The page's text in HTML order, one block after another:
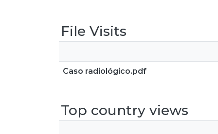
File Visits
Caso radiológico.pdf
Top country views